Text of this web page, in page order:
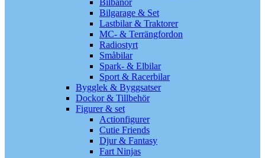
Bilbanor
Bilgarage & Set
Lastbilar & Traktorer
MC- & Terrängfordon
Radiostyrt
Småbilar
Spark- & Elbilar
Sport & Racerbilar
Bygglek & Byggsatser
Dockor & Tillbehör
Figurer & set
Actionfigurer
Cutie Friends
Djur & Fantasy
Fart Ninjas